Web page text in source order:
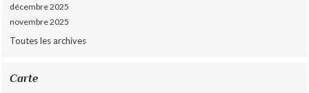
décembre 2025
novembre 2025
Toutes les archives
Carte